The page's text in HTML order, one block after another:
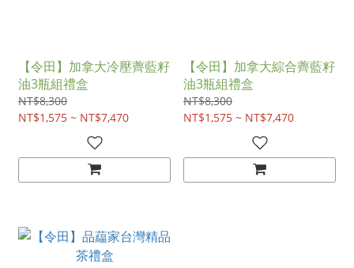
【令田】加拿大冷壓薺藍籽
油3瓶組禮盒
NT$8,300
NT$1,575 ~ NT$7,470
【令田】加拿大綜合薺藍籽
油3瓶組禮盒
NT$8,300
NT$1,575 ~ NT$7,470